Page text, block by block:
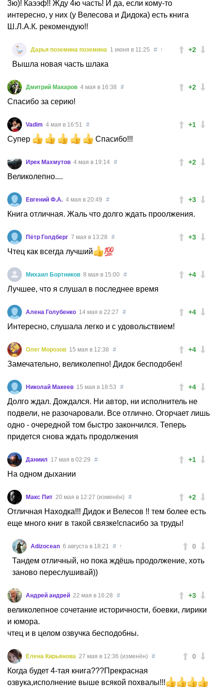
3ю)! Каээф!! Жду 4ю часть! И да, если кому-то
интересно, у них (у Велесова и Дидока) есть книга
Ш.Л.А.К. рекомендую!!
+2
Дарья поземина поземина 1 июня в 11:25 # ↑
Вышла новая часть шлака
+2
Дмитрий Макаров 4 мая в 16:38 #
Спасибо за серию!
+1
Vadim 4 мая в 16:51 #
Супер Спасибо!!!
+2
Ирек Махмутов 4 мая в 19:14 #
Великолепно....
+3
Евгений Ф.А. 4 мая в 20:49 #
Книга отличная. Жаль что долго ждать проолжения.
+3
Пётр Голдберг 7 мая в 13:28 #
Чтец как всегда лучший
+4
Михаил Бортников 8 мая в 15:00 #
Лучшее, что я слушал в последнее время
+4
Алена Голубенко 14 мая в 22:27 #
Интересно, слушала легко и с удовольствием!
+4
Олег Морозов 15 мая в 12:38 #
Замечательно, великолепно! Дидок бесподобен!
+4
Николай Макеев 15 мая в 18:53 #
Долго ждал. Дождался. Ни автор, ни исполнитель не
подвели, не разочаровали. Все отлично. Огорчает лишь
одно - очередной том быстро закончился. Теперь
придется снова ждать продолжения
+1
Даниил 17 мая в 02:29 #
На одном дыхании
+2
Макс Пит 20 мая в 12:27 (изменён) #
Отличная Находка!!! Дидок и Велесов !! тем более есть
еще много книг в такой связке!спасибо за труды!
0
Adizocean 6 августа в 18:21 # ↑
Тандем отличный, но пока ждёшь продолжение, хоть
заново переслушивай))
+3
Андрей андрей 22 мая в 16:28 #
великолепное сочетание историчности, боевки, лирики
и юмора.
чтец и в целом озвучка бесподобны.
0
Елена Кирьянова 27 мая в 12:36 (изменён) #
Когда будет 4-тая книга???Прекрасная
озвука,исполнение выше всякой похвалы!!!